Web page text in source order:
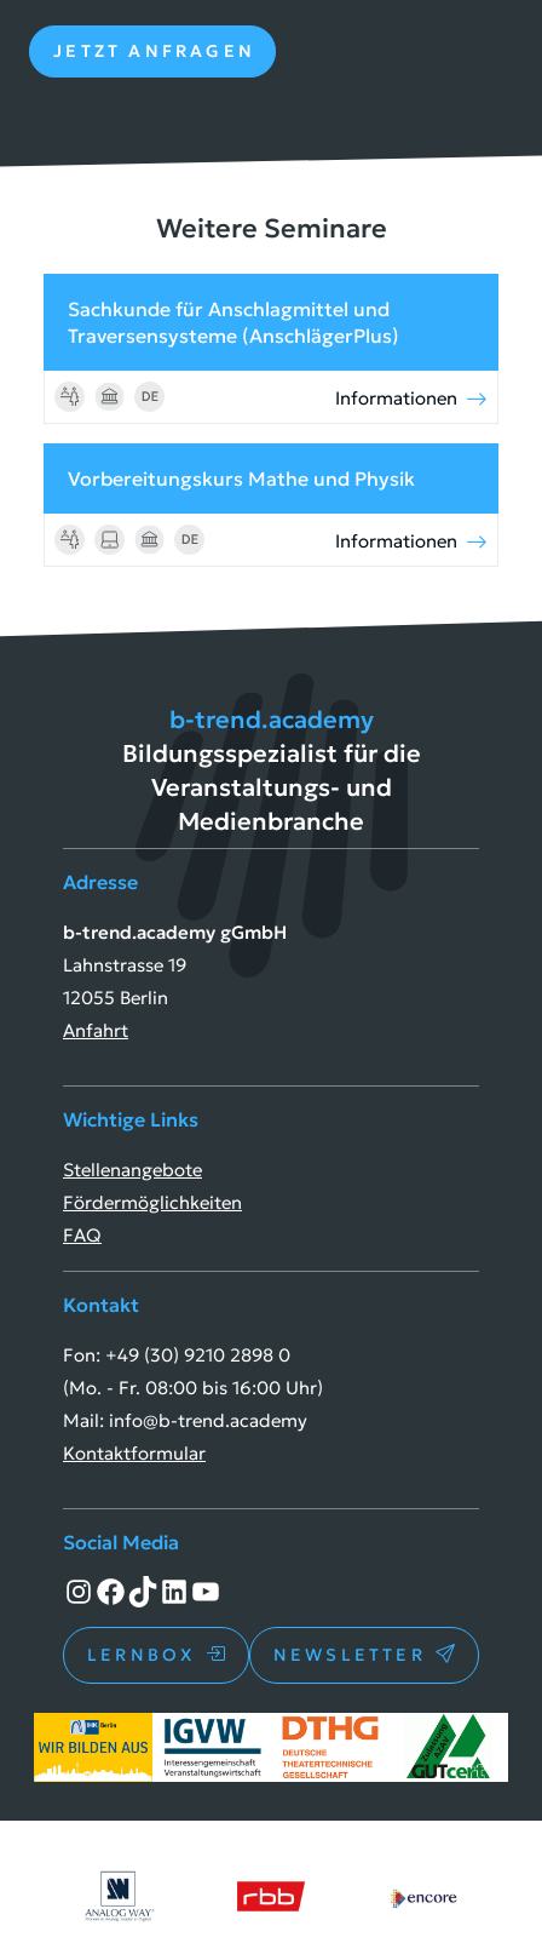
Weitere Seminare
Sachkunde für Anschlagmittel und
Traversensysteme (AnschlägerPlus)
Informationen
Vorbereitungskurs Mathe und Physik
Informationen
b-trend.academy
Bildungsspezialist für die
Veranstaltungs- und
Medienbranche
Adresse
b-trend.academy gGmbH
Lahnstrasse 19
12055 Berlin
Anfahrt
Wichtige Links
Stellenangebote
Fördermöglichkeiten
FAQ
Kontakt
Fon: +49 (30) 9210 2898 0
(Mo. - Fr. 08:00 bis 16:00 Uhr)
Mail: info@b-trend.academy
Kontaktformular
Social Media
Instagram
Facebook
TikTokLinkedInYouTube
LERNBOX NEWSLETTER